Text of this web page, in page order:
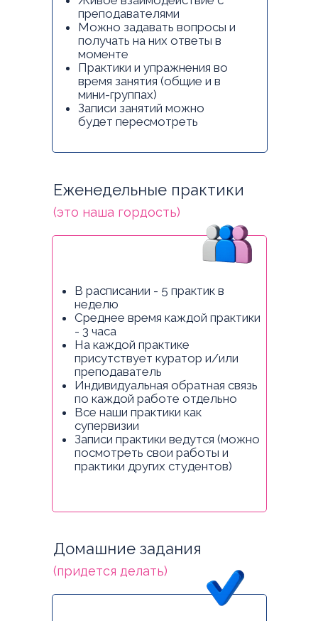
преподавателями
Можно задавать вопросы и
получать на них ответы в
моменте
Практики и упражнения во
время занятия (общие и в
мини-группах)
Записи занятий можно
будет пересмотреть
Еженедельные практики
В расписании - 5 практик в
неделю
Среднее время каждой практики
- 3 часа
На каждой практике
присутствует куратор и/или
преподаватель
Индивидуальная обратная связь
по каждой работе отдельно
Все наши практики как
супервизии
Записи практики ведутся (можно
посмотреть свои работы и
практики других студентов)
(это наша гордость)
Домашние задания
(придется делать)